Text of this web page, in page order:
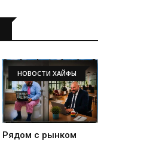
НОВОСТИ ХАЙФЫ
Рядом с рынком